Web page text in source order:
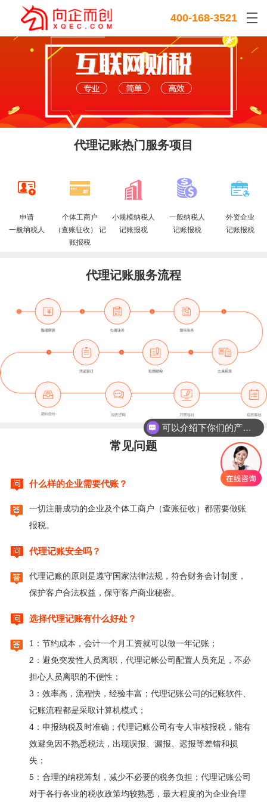
400-168-3521
代理记账热门服务项目

申请
一般纳税人

个体工商户
（查账征收） 记
账报税

小规模纳税人
记账报税

一般纳税人
记账报税

外资企业
记账报税
代理记账服务流程
常见问题
 什么样的企业需要代账？

一切注册成功的企业及个体工商户（查账征收）都需要做账
报税。
 代理记账安全吗？

代理记账的原则是遵守国家法律法规，符合财务会计制度，
保护客户合法权益，保守客户商业秘密。
 选择代理记账有什么好处？

1：节约成本，会计一个月工资就可以做一年记账；
2：避免突发性人员离职，代理记帐公司配置人员充足，不必
担心人员离职的不便性；
3：效率高，流程快，经验丰富；代理记账公司的记账软件、
记账流程都是采取计算机模式；
4：申报纳税及时准确；代理记账公司有专人审核报税，能有
效避免因不熟悉税法，出现误报、漏报、迟报等差错和损
失；
5：合理的纳税筹划，减少不必要的税务负担；代理记账公司
对于各行各业的税收政策均较熟悉，最大程度的为企业合理
可以介绍下你们的产品么？